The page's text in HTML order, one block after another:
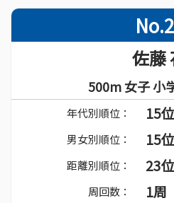
佐藤
500m 女子 小
年代別順位： 15位
男女別順位： 15位
距離別順位： 23位
周回数： 1周